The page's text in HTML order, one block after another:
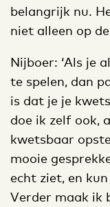
belangrijk nu.
niet alleen op
Nijboer: ‘Als je
te spelen, dan
is dat je je
doe ik zelf ook,
kwetsbaar
mooie
echt ziet, en
Verder maak ik